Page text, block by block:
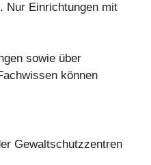
Nur Einrichtungen mit
sowie über
können
Gewaltschutzzentren